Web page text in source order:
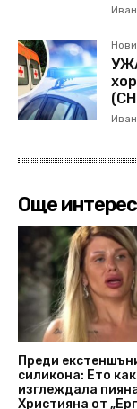
Още
Преди
силикона: Ето
изглеждала
Християна от